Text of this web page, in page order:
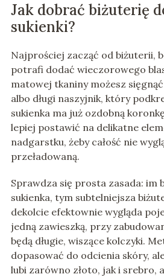
Jak dobrać biżuterię
sukienki?
Najprościej zacząć od biżuterii,
potrafi dodać wieczorowego
matowej tkaniny możesz
albo długi naszyjnik, który
sukienka ma już ozdobną
lepiej postawić na delikatne
nadgarstku, żeby całość nie
przeładowaną.
Sprawdza się prosta zasada:
sukienka, tym subtelniejsza
dekolcie efektownie wygląda
jedną zawieszką, przy
będą długie, wiszące kolczyki.
dopasować do odcienia skóry,
lubi zarówno złoto, jak i srebro,